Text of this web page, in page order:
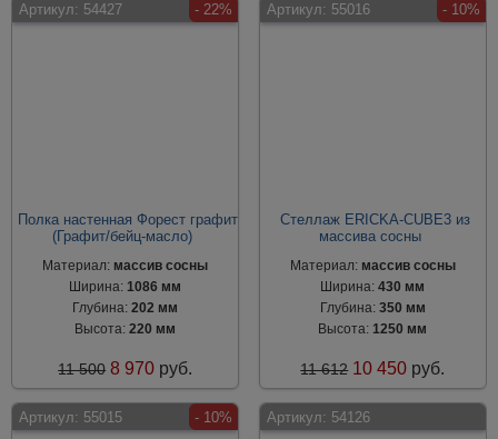
Артикул: 54427 - 22%
Полка настенная Форест графит
(Графит/бейц-масло)
Материал: массив сосны
Ширина:1086 мм
Глубина:202 мм
Высота:220 мм
11 500 8 970 руб.
Артикул: 55016 - 10%
Стеллаж ERICKA-CUBE3 из
массива сосны
Материал: массив сосны
Ширина:430 мм
Глубина: 350 мм
Высота:1250 мм
11 612 10 450 руб.
Артикул: 55015 - 10% Артикул: 54126